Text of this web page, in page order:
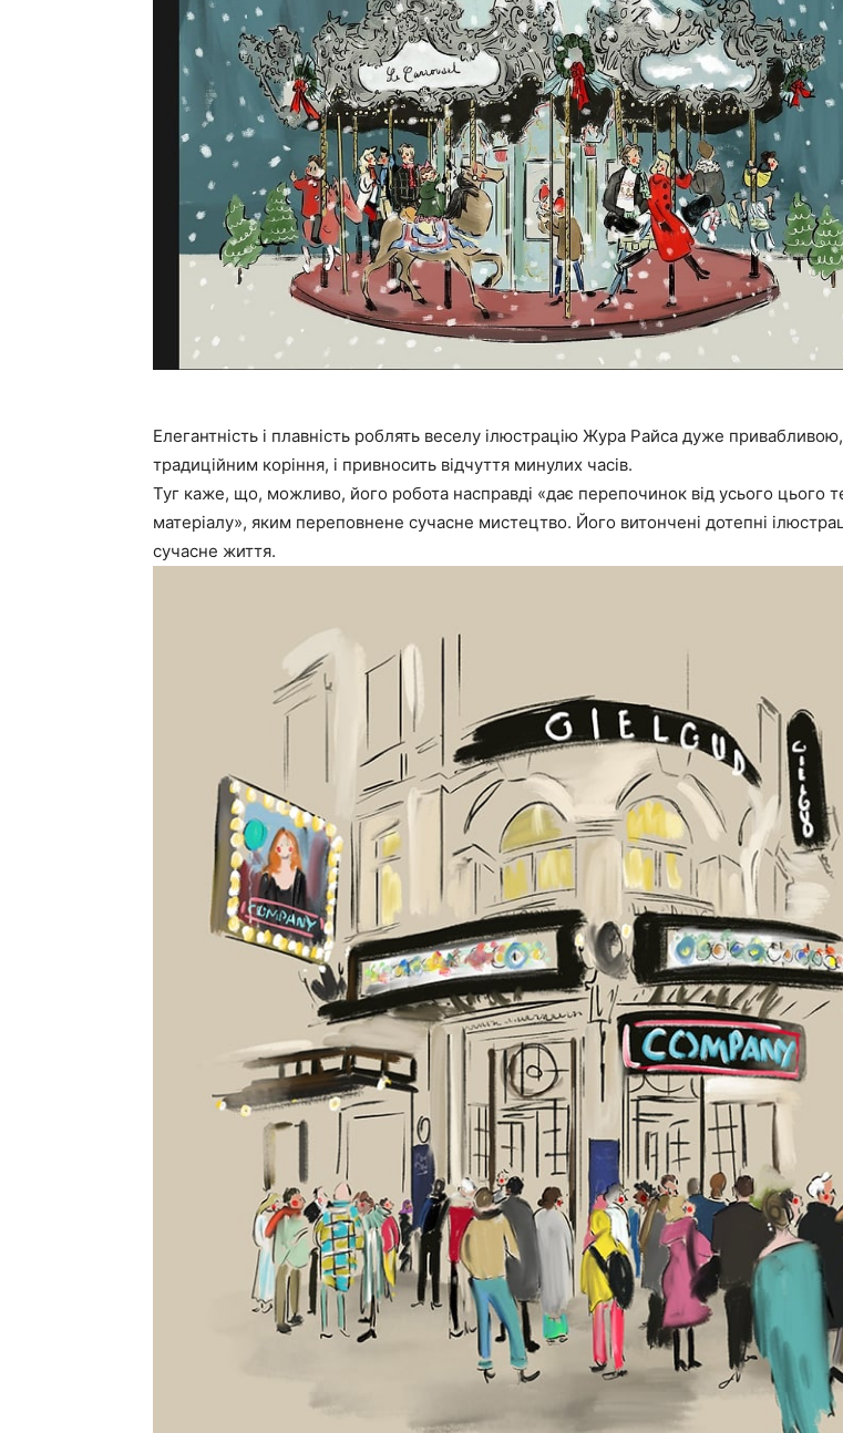
Елегантність і плавність роблять веселу ілюстрацію Жура Райса дуже привабливою,
традиційним коріння, і привносить відчуття минулих часів.
Туг каже, що, можливо, його робота насправді «дає перепочинок від усього цього
матеріалу», яким переповнене сучасне мистецтво. Його витончені дотепні
сучасне життя.